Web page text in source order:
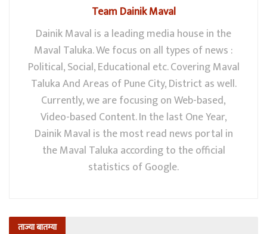
Team Dainik Maval
Dainik Maval is a leading media house in the
Maval Taluka. We focus on all types of news :
Political, Social, Educational etc. Covering Maval
Taluka And Areas of Pune City, District as well.
Currently, we are focusing on Web-based,
Video-based Content. In the last One Year,
Dainik Maval is the most read news portal in
the Maval Taluka according to the official
statistics of Google.
ताज्या बातम्या